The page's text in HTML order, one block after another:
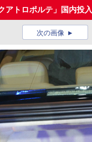
アトロポルテ」国内投入
次の画像